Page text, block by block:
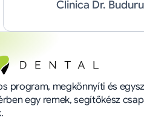
Clinica Dr. Buduru
program, megkönnyíti és
egy remek, segítőkész